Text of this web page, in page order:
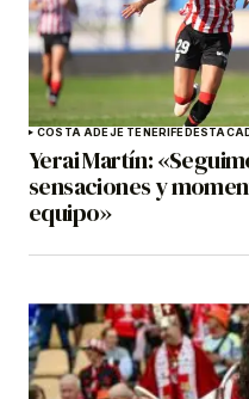
COSTA ADEJE TENERIFE
Yerai Martín:
sensaciones y
equipo»